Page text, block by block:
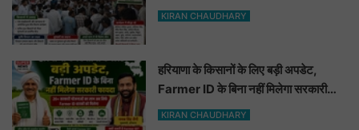
KIRAN CHAUDHARY
हरियाणा के किसानों के लिए बड़ी अपडेट,
Farmer ID के बिना नहीं मिलेगा सरकारी
फायदा
KIRAN CHAUDHARY